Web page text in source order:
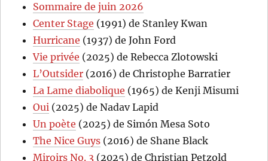
Sommaire de juin 2026
Center Stage (1991) de Stanley Kwan
Hurricane (1937) de John Ford
Vie privée (2025) de Rebecca Zlotowski
L’Outsider (2016) de Christophe Barratier
La Lame diabolique (1965) de Kenji Misumi
Oui (2025) de Nadav Lapid
Un poète (2025) de Simón Mesa Soto
The Nice Guys (2016) de Shane Black
Miroirs No. 3 (2025) de Christian Petzold